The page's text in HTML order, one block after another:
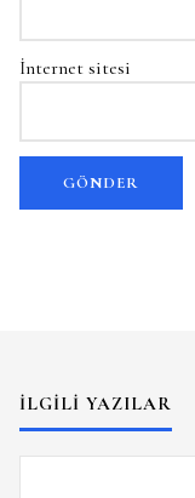
İnternet sitesi
İLGILI YAZILAR